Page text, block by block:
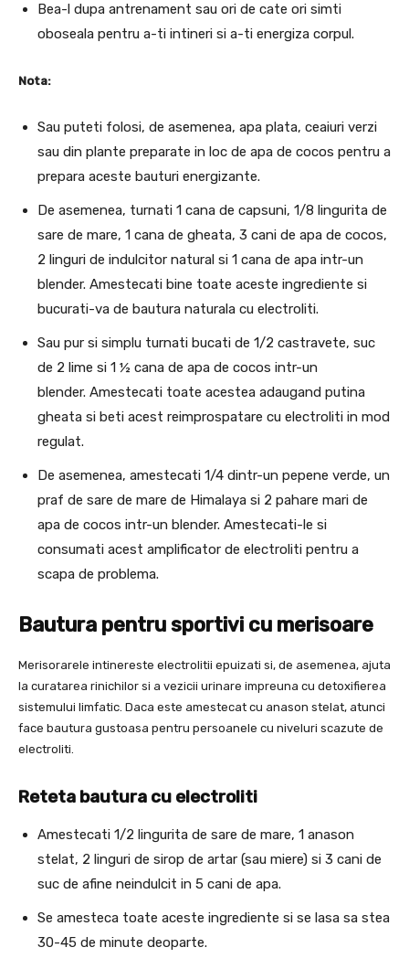
Bea-l dupa antrenament sau ori de cate ori simti
oboseala pentru a-ti intineri si a-ti energiza corpul.
Nota:
Sau puteti folosi, de asemenea, apa plata, ceaiuri verzi
sau din plante preparate in loc de apa de cocos pentru a
prepara aceste bauturi energizante.
De asemenea, turnati 1 cana de capsuni, 1/8 lingurita de
sare de mare, 1 cana de gheata, 3 cani de apa de cocos,
2 linguri de indulcitor natural si 1 cana de apa intr-un
blender. Amestecati bine toate aceste ingrediente si
bucurati-va de bautura naturala cu electroliti.
Sau pur si simplu turnati bucati de 1/2 castravete, suc
de 2 lime si 1 ½ cana de apa de cocos intr-un
blender. Amestecati toate acestea adaugand putina
gheata si beti acest reimprospatare cu electroliti in mod
regulat.
De asemenea, amestecati 1/4 dintr-un pepene verde, un
praf de sare de mare de Himalaya si 2 pahare mari de
apa de cocos intr-un blender. Amestecati-le si
consumati acest amplificator de electroliti pentru a
scapa de problema.
Bautura pentru sportivi cu merisoare
Merisorarele intinereste electrolitii epuizati si, de asemenea, ajuta
la curatarea rinichilor si a vezicii urinare impreuna cu detoxifierea
sistemului limfatic. Daca este amestecat cu anason stelat, atunci
face bautura gustoasa pentru persoanele cu niveluri scazute de
electroliti.
Reteta bautura cu electroliti
Amestecati 1/2 lingurita de sare de mare, 1 anason
stelat, 2 linguri de sirop de artar (sau miere) si 3 cani de
suc de afine neindulcit in 5 cani de apa.
Se amesteca toate aceste ingrediente si se lasa sa stea
30-45 de minute deoparte.